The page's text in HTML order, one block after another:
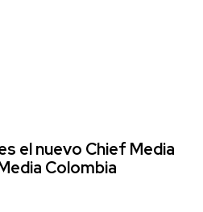
el nuevo Chief Media
Colombia